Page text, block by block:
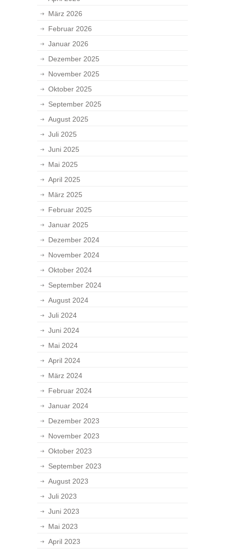
März 2026
Februar 2026
Januar 2026
Dezember 2025
November 2025
Oktober 2025
September 2025
August 2025
Juli 2025
Juni 2025
Mai 2025
April 2025
März 2025
Februar 2025
Januar 2025
Dezember 2024
November 2024
Oktober 2024
September 2024
August 2024
Juli 2024
Juni 2024
Mai 2024
April 2024
März 2024
Februar 2024
Januar 2024
Dezember 2023
November 2023
Oktober 2023
September 2023
August 2023
Juli 2023
Juni 2023
Mai 2023
April 2023